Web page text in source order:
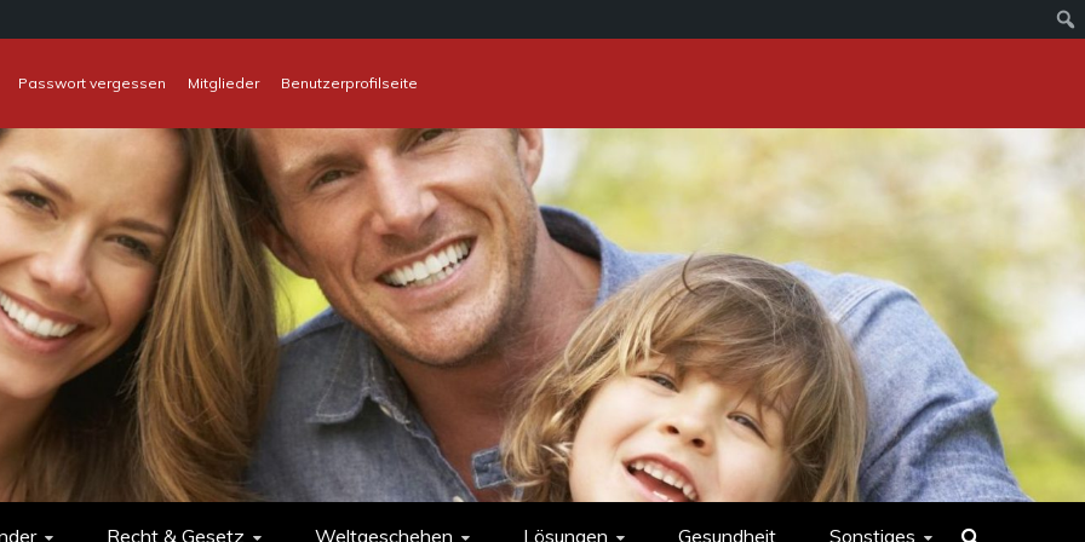
Passwort vergessen Mitglieder
Benutzerprofilseite
Recht & Gesetz Weltgeschehen Lösungen Gesundheit Sonstiges